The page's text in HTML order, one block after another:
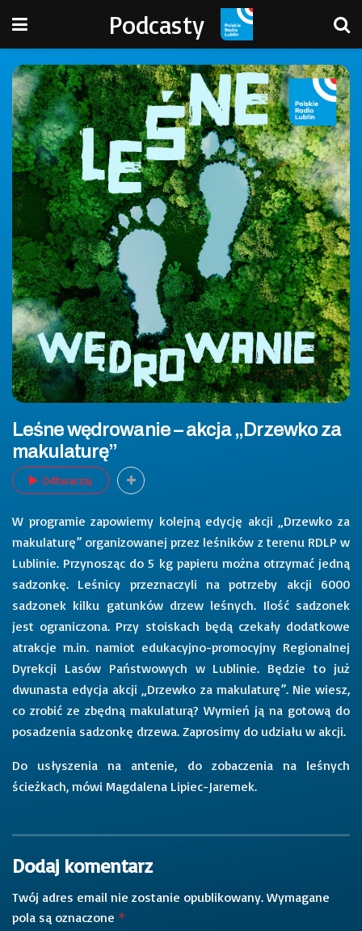
Podcasty
Leśne wędrowanie – akcja „Drzewko za
makulaturę”
Odtwarzaj
W programie zapowiemy kolejną edycję akcji „Drzewko za
makulaturę” organizowanej przez leśników z terenu RDLP w
Lublinie. Przynosząc do 5 kg papieru można otrzymać jedną
sadzonkę. Leśnicy przeznaczyli na potrzeby akcji 6000
sadzonek kilku gatunków drzew leśnych. Ilość sadzonek
jest ograniczona. Przy stoiskach będą czekały dodatkowe
atrakcje m.in. namiot edukacyjno-promocyjny Regionalnej
Dyrekcji Lasów Państwowych w Lublinie. Będzie to już
dwunasta edycja akcji „Drzewko za makulaturę”. Nie wiesz,
co zrobić ze zbędną makulaturą? Wymień ją na gotową do
posadzenia sadzonkę drzewa. Zaprosimy do udziału w akcji.
Do usłyszenia na antenie, do zobaczenia na leśnych
ścieżkach, mówi Magdalena Lipiec-Jaremek.
Dodaj komentarz
Twój adres email nie zostanie opublikowany. Wymagane
pola są oznaczone *